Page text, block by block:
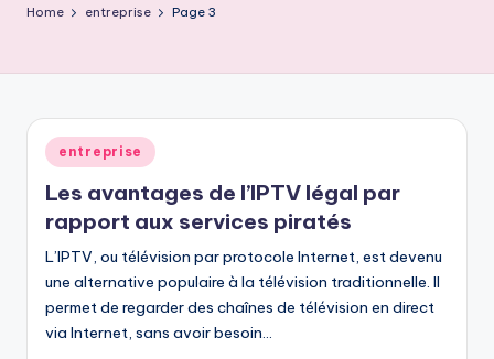
t
1
Home entreprise Page 3
Posted
in
entreprise
Les avantages de l’IPTV légal par
rapport aux services piratés
L’IPTV, ou télévision par protocole Internet, est devenu
une alternative populaire à la télévision traditionnelle. Il
permet de regarder des chaînes de télévision en direct
via Internet, sans avoir besoin…